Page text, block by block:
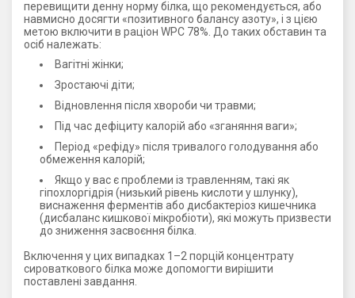
перевищити денну норму білка, що рекомендується, або
навмисно досягти «позитивного балансу азоту», і з цією
метою включити в раціон WPC 78%. До таких обставин та
осіб належать:
Вагітні жінки;
Зростаючі діти;
Відновлення після хвороби чи травми;
Під час дефіциту калорій або «зганяння ваги»;
Період «рефіду» після тривалого голодування або
обмеження калорій;
Якщо у вас є проблеми із травленням, такі як
гіпохлоргідрія (низький рівень кислоти у шлунку),
виснаження ферментів або дисбактеріоз кишечника
(дисбаланс кишкової мікробіоти), які можуть призвести
до зниження засвоєння білка.
Включення у цих випадках 1–2 порцій концентрату
сироваткового білка може допомогти вирішити
поставлені завдання.